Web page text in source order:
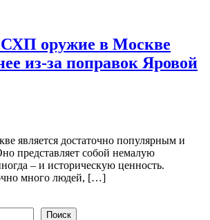
оружие в Москве
из-за поправок Яровой
является достаточно популярным и
представляет собой немалую
– и историческую ценность.
много людей, […]
Поиск